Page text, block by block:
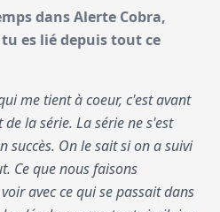
dans Alerte Cobra,
es lié depuis tout ce
me tient à coeur, c'est avant
la série. La série ne s'est
succès. On le sait si on a suivi
Ce que nous faisons
avec ce qui se passait dans